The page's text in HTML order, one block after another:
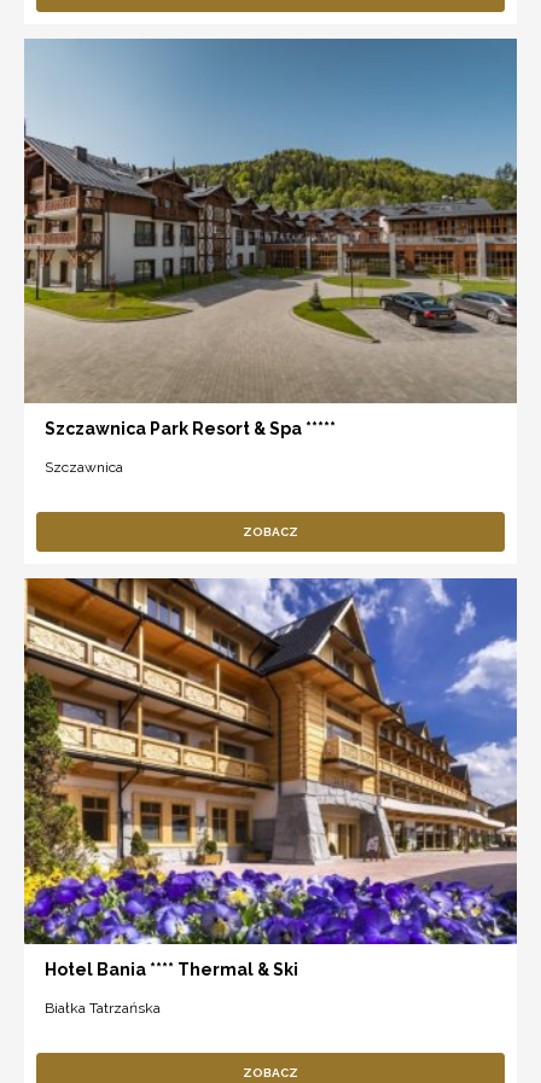
Szczawnica Park Resort & Spa *****
Szczawnica
ZOBACZ
Hotel Bania **** Thermal & Ski
Białka Tatrzańska
ZOBACZ